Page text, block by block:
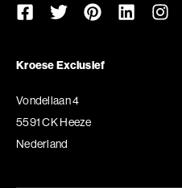
Kroese Exclusief
Vondellaan 4
5591 CK Heeze
Nederland